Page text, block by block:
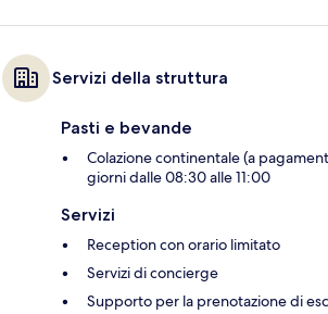
Servizi della struttura
Pasti e bevande
Colazione continentale (a
giorni dalle 08:30 alle 11:00
Servizi
Reception con orario limitato
Servizi di concierge
Supporto per la prenotazione di